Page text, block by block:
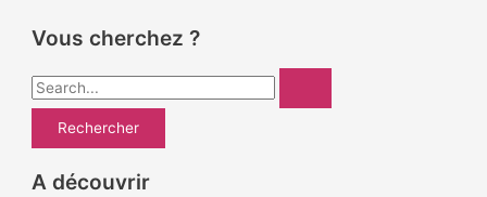
Vous cherchez ?
R
e
A découvrir